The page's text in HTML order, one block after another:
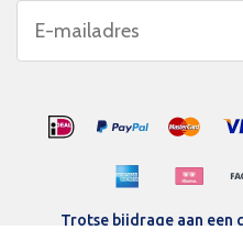
Trotse bijdrage aan een